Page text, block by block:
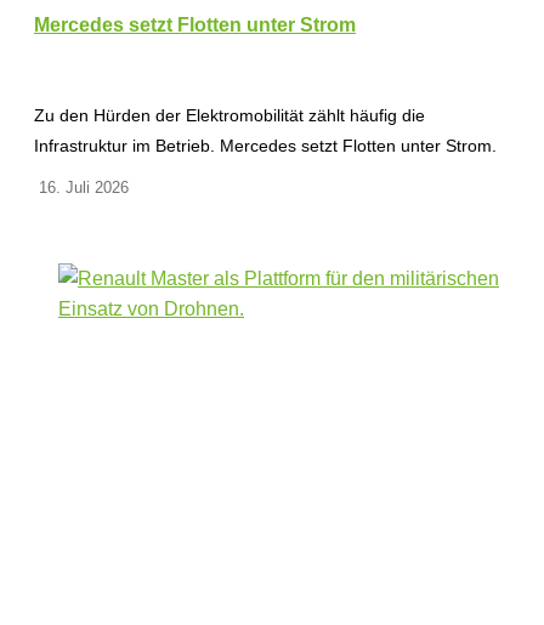
Mercedes setzt Flotten unter Strom
Zu den Hürden der Elektromobilität zählt häufig die
Infrastruktur im Betrieb. Mercedes setzt Flotten unter Strom.
16. Juli 2026